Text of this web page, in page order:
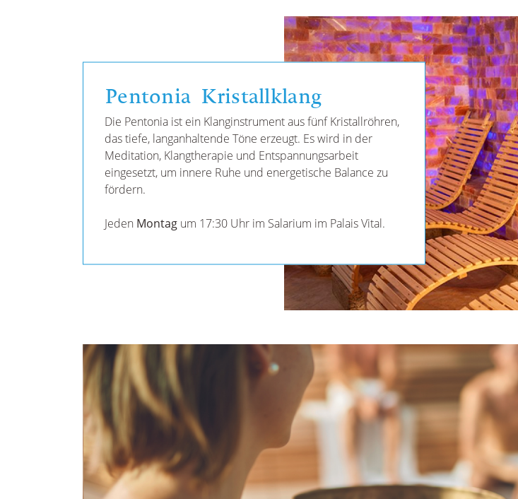
Pentonia Kristallklang
Die Pentonia ist ein Klanginstrument aus fünf Kristallröhren,
das tiefe, langanhaltende Töne erzeugt. Es wird in der
Meditation, Klangtherapie und Entspannungsarbeit
eingesetzt, um innere Ruhe und energetische Balance zu
fördern.
Jeden Montag um 17:30 Uhr im Salarium im Palais Vital.